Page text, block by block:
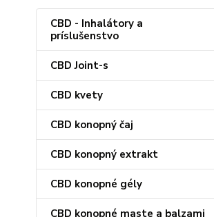
CBD - Inhalátory a
príslušenstvo
CBD Joint-s
CBD kvety
CBD konopný čaj
CBD konopný extrakt
CBD konopné gély
CBD konopné maste a balzami